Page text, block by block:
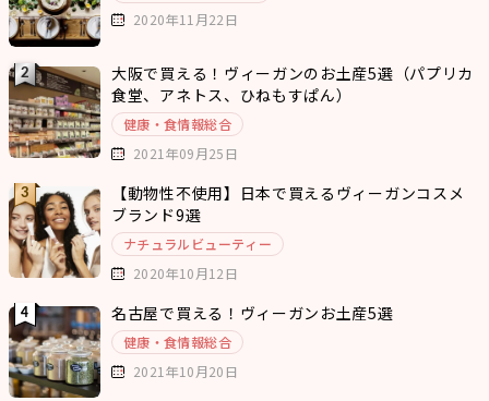
2020年11月22日
大阪で買える！ヴィーガンのお土産5選（パプリカ
食堂、アネトス、ひねもすぱん）
健康・食情報総合
2021年09月25日
【動物性不使用】日本で買えるヴィーガンコスメ
ブランド9選
ナチュラルビューティー
2020年10月12日
名古屋で買える！ヴィーガンお土産5選
健康・食情報総合
2021年10月20日